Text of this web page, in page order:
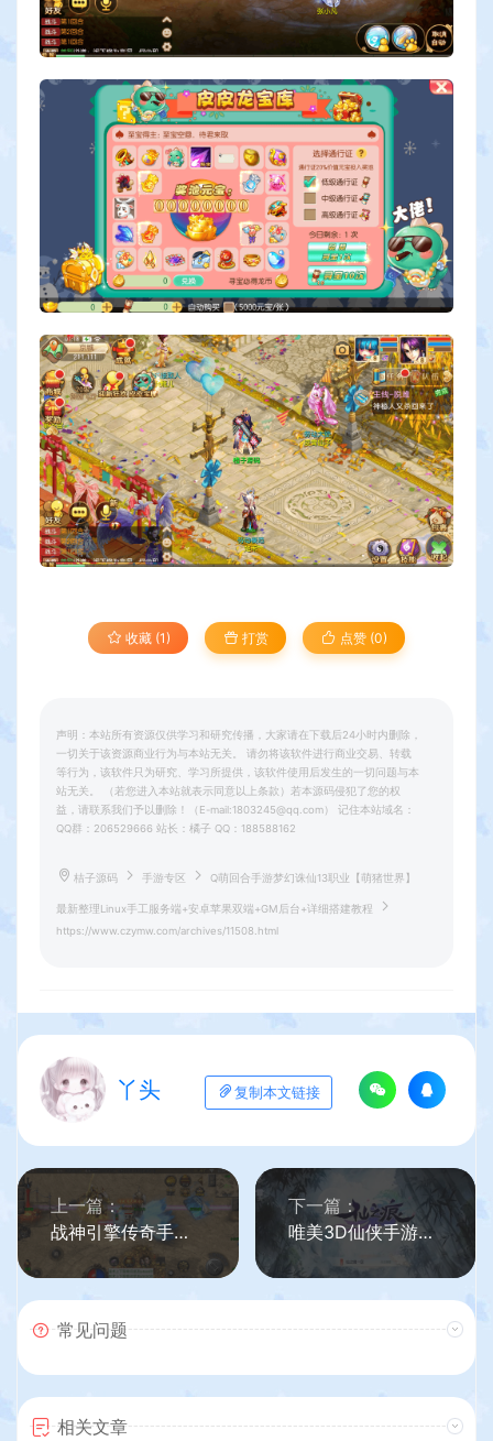
收藏 (1) 打赏 点赞 (0)
声明：本站所有资源仅供学习和研究传播，大家请在下载后24小时内删除，
一切关于该资源商业行为与本站无关。 请勿将该软件进行商业交易、转载
等行为，该软件只为研究、学习所提供，该软件使用后发生的一切问题与本
站无关。 （若您进入本站就表示同意以上条款）若本源码侵犯了您的权
益，请联系我们予以删除！（E-mail:1803245@qq.com） 记住本站域名：
QQ群：206529666 站长：橘子 QQ：188588162
桔子源码 手游专区 Q萌回合手游梦幻诛仙13职业【萌猪世界】
最新整理Linux手工服务端+安卓苹果双端+GM后台+详细搭建教程
https://www.czymw.com/archives/11508.html
丫头 复制本文链接
上一篇：
战神引擎传奇手游【江山帝王单职业】最新整理WIN系特色服务端+安卓苹果双端+GM后台+详细搭建教程
下一篇：
唯美3D仙侠手游【仙之痕】最新整理Linux手工服务端+安卓苹果双端+本地验证+GM授权后台+详细搭建教程
常见问题
相关文章